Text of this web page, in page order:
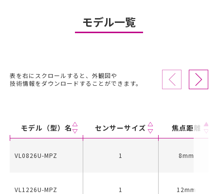
モデル一覧
表を右にスクロールすると、外観図や
技術情報をダウンロードすることができます。
モデル（型）名 センサーサイズ 焦点距離
VL0826U-MPZ 1 8mm
VL1226U-MPZ 1 12mm